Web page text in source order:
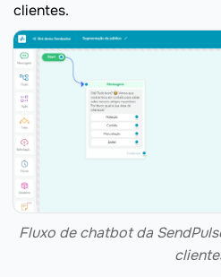
clientes.
Fluxo de chatbot da